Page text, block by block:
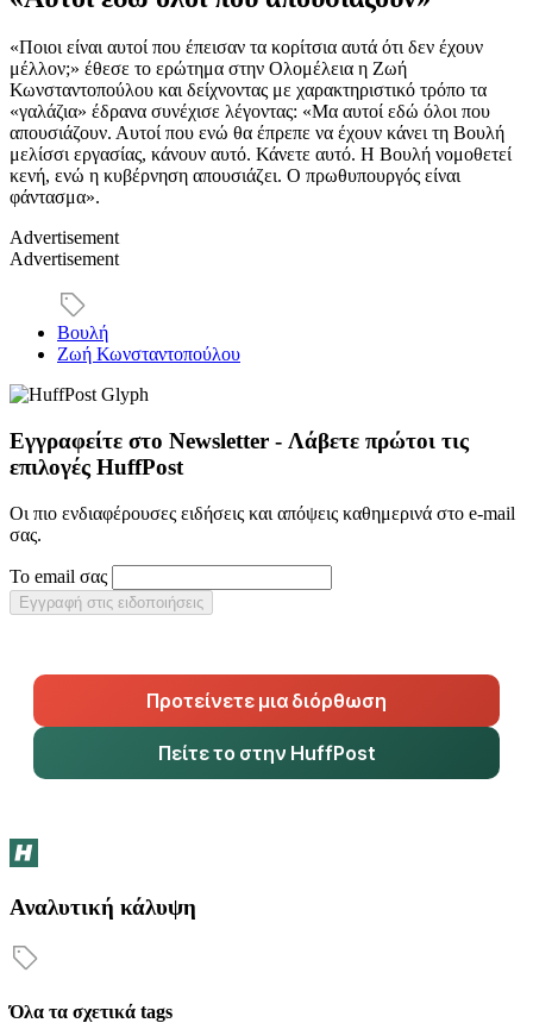
«Ποιοι είναι αυτοί που έπεισαν τα κορίτσια αυτά ότι δεν έχουν
μέλλον;» έθεσε το ερώτημα στην Ολομέλεια η Ζωή
Κωνσταντοπούλου και δείχνοντας με χαρακτηριστικό τρόπο τα
«γαλάζια» έδρανα συνέχισε λέγοντας: «Μα αυτοί εδώ όλοι που
απουσιάζουν. Αυτοί που ενώ θα έπρεπε να έχουν κάνει τη Βουλή
μελίσσι εργασίας, κάνουν αυτό. Κάνετε αυτό. Η Βουλή νομοθετεί
κενή, ενώ η κυβέρνηση απουσιάζει. Ο πρωθυπουργός είναι
φάντασμα».
Advertisement
Advertisement
Βουλή
Ζωή Κωνσταντοπούλου
Εγγραφείτε στο Newsletter - Λάβετε πρώτοι τις
επιλογές HuffPost
Οι πιο ενδιαφέρουσες ειδήσεις και απόψεις καθημερινά στο e-mail
σας.
Το email σας
Εγγραφή στις ειδοποιήσεις
Προτείνετε μια διόρθωση
Πείτε το στην HuffPost
Αναλυτική κάλυψη
Όλα τα σχετικά tags